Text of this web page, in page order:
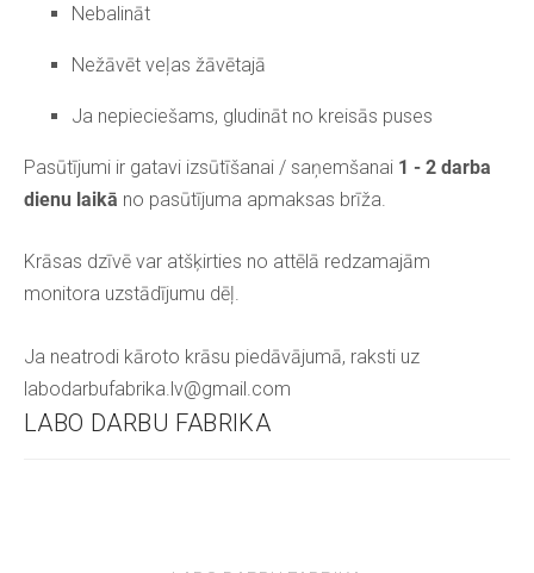
LABO DARBU FABRIKA
Nebalināt
Nežāvēt veļas žāvētajā
Ja nepieciešams, gludināt no kreisās puses
Pasūtījumi ir gatavi izsūtīšanai / saņemšanai 1 - 2 darba
dienu laikā no pasūtījuma apmaksas brīža.
Krāsas dzīvē var atšķirties no attēlā redzamajām
monitora uzstādījumu dēļ.
Ja neatrodi kāroto krāsu piedāvājumā, raksti uz
labodarbufabrika.lv@gmail.com